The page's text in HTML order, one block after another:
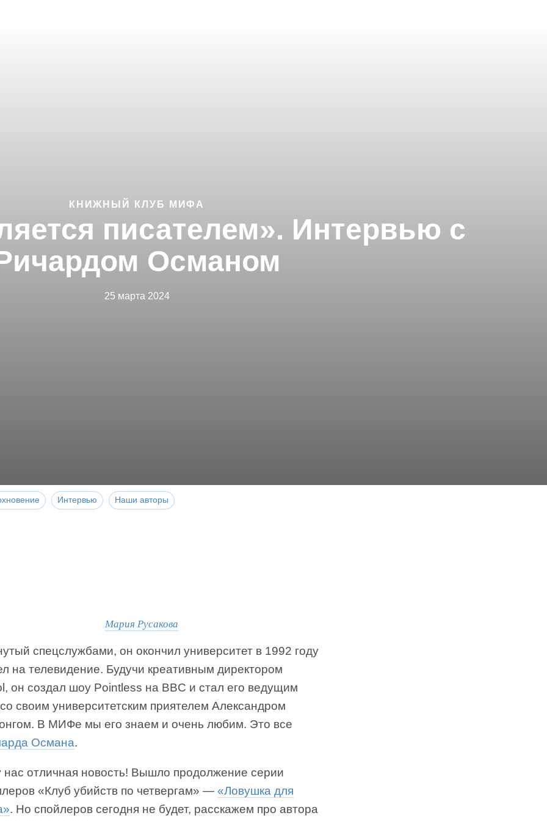
КНИЖНЫЙ КЛУБ МИФА
писателем». Интервью с
Османом
25 марта 2024
Интервью Наши авторы
Мария Русакова
спецслужбами, он окончил университет в 1992 году
на телевидение. Будучи креативным директором
он создал шоу Pointless на BBC и стал его ведущим
своим университетским приятелем Александром
В МИФе мы его знаем и очень любим. Это все
Османа.
отличная новость! Вышло продолжение серии
«Клуб убийств по четвергам» — «Ловушка для
. Но спойлеров сегодня не будет, расскажем про автора